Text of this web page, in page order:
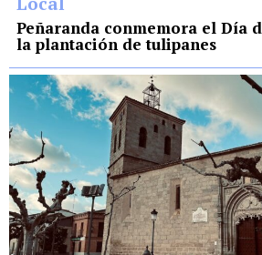
Peñaranda conmemora el Día
la plantación de tulipanes